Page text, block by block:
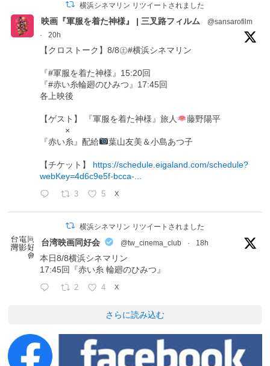
横浜シネマリン リツイートされました
映画『軍服を着た神様』 | 三叉路フィルム
@sansarofilm
·
20h
【クロストーク】8/8㊏#横浜シネマリン
『#軍服を着た神様』15:20回
『#赤い糸輪廻のひみつ』17:45回
各上映後
【ゲスト】 『軍服を着た神様』旅人
藤野陽平
×
『赤い糸』配給
葉山友美＆小島あつ子
【チケット】 https://schedule.eigaland.com/schedule?
webKey=4d6c9e5f-bcca-...
3 5 X
横浜シネマリン リツイートされました
台湾映画同好会 @tw_cinema_club · 18h
本日8/8横浜シネマリン
17:45回『赤い糸 輪廻のひみつ』
2 4 X
さらに読み込む